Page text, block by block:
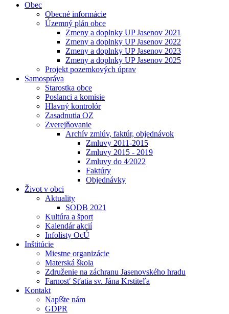
Obec
Obecné informácie
Územný plán obce
Zmeny a doplnky UP Jasenov 2021
Zmeny a doplnky UP Jasenov 2022
Zmeny a doplnky UP Jasenov 2023
Zmeny a doplnky UP Jasenov 2025
Projekt pozemkových úprav
Samospráva
Starostka obce
Poslanci a komisie
Hlavný kontrolór
Zasadnutia OZ
Zverejňovanie
Archív zmlúv, faktúr, objednávok
Zmluvy 2011-2015
Zmluvy 2015 - 2019
Zmluvy do 4⁄2022
Faktúry
Objednávky
Život v obci
Aktuality
SODB 2021
Kultúra a šport
Kalendár akcií
Infolisty OcÚ
Inštitúcie
Miestne organizácie
Materská škola
Združenie na záchranu Jasenovského hradu
Farnosť Sťatia sv. Jána Krstiteľa
Kontakt
Napíšte nám
GDPR